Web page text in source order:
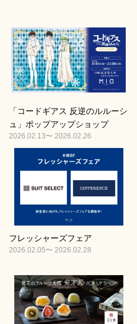
「コードギアス 反逆のルルーシ
ュ」ポップアップショップ
2026.02.13〜 2026.02.26
フレッシャーズフェア
2026.02.05〜 2026.02.28